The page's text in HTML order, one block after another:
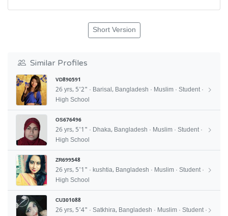
Short Version
Similar Profiles
VD890591
26 yrs, 5'2" · Barisal, Bangladesh · Muslim · Student ·
High School
OS676496
26 yrs, 5'1" · Dhaka, Bangladesh · Muslim · Student ·
High School
ZR699548
26 yrs, 5'1" · kushtia, Bangladesh · Muslim · Student ·
High School
CU301088
26 yrs, 5'4" · Satkhira, Bangladesh · Muslim · Student ·